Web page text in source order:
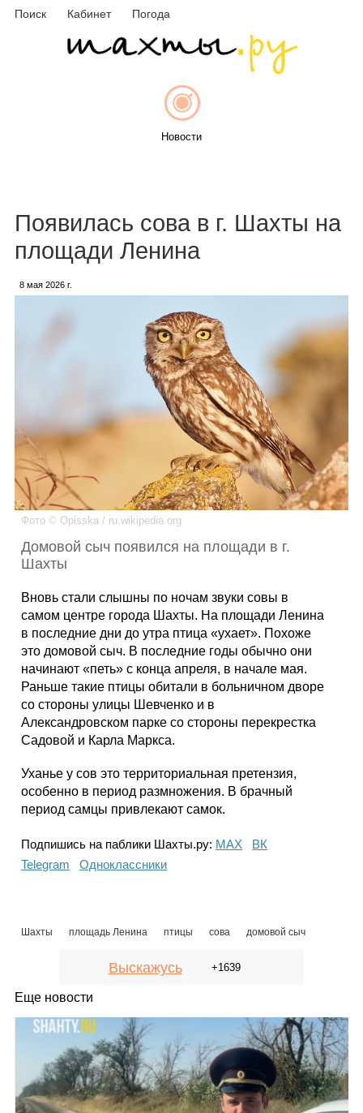
Поиск Кабинет Погода
Новости
Каталог
Гороскоп
Карты
Фотогалерея
Появилась сова в г. Шахты на
площади Ленина
8 мая 2026 г.
Фото © Opisska / ru.wikipedia.org
Домовой сыч появился на площади в г.
Шахты
Вновь стали слышны по ночам звуки совы в
самом центре города Шахты. На площади Ленина
в последние дни до утра птица «ухает». Похоже
это домовой сыч. В последние годы обычно они
начинают «петь» с конца апреля, в начале мая.
Раньше такие птицы обитали в больничном дворе
со стороны улицы Шевченко и в
Александровском парке со стороны перекрестка
Садовой и Карла Маркса.
Уханье у сов это территориальная претензия,
особенно в период размножения. В брачный
период самцы привлекают самок.
Подпишись на паблики Шахты.ру: МАХ
ВК
Telegram
Одноклассники
Шахты площадь Ленина птицы сова домовой сыч
Выскажусь +1639
Еще новости